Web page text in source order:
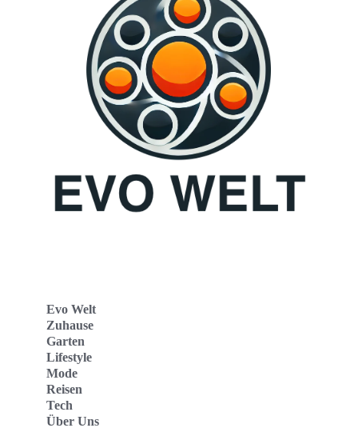
Evo Welt
Zuhause
Garten
Lifestyle
Mode
Reisen
Tech
Über Uns